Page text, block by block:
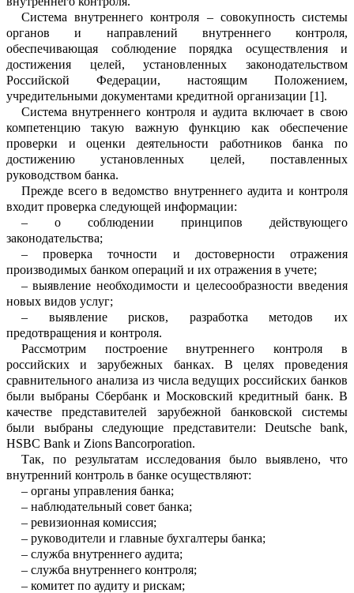
Система внутреннего контроля – совокупностьсистемы
органов и направлений внутреннего контроля,
обеспечивающая соблюдение порядка осуществления и
достижения целей, установленных законодательством
Российской Федерации, настоящим Положением,
учредительными документами кредитной организации [1].
Система внутреннего контроля и аудита включает в свою
компетенцию такую важную функцию как обеспечение
проверки и оценки деятельности работников банка по
достижению установленных целей, поставленных
руководством банка.
Преждевсего в ведомство внутреннего аудита и контроля
входит проверка следующей информации:
–
о соблюдении принципов действующего
законодательства;
–
проверка точности и достоверности отражения
производимых банком операций и их отражения в учете;
– выявление необходимости и целесообразности введения
новых видов услуг;
–
выявление рисков, разработка методов их
предотвращения и контроля.
Рассмотрим построение внутреннего контроля в
российских и зарубежных банках. В целях проведения
сравнительного анализа из числа ведущих российских банков
были выбраны Сбербанк и Московский кредитный банк. В
качестве представителей зарубежной банковской системы
были выбраны следующие представители:Deutsche bank,
HSBC Bank и ZionsBancorporation.
Так, по результатам исследования было выявлено, что
внутренний контроль в банке осуществляют:
– органы управления банка;
– наблюдательный совет банка;
– ревизионная комиссия;
– руководители и главные бухгалтеры банка;
– служба внутреннего аудита;
– служба внутреннего контроля;
– комитет по аудиту и рискам;